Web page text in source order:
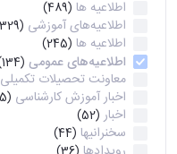
اطلاعیه ها (489)
اطلاعیه‌های‌ آموزشی (329)
اطلاعیه ها (245)
اطلاعیه‌های عمومی (134)
معاونت تحصیلات تکمیلی
اخبار آموزش کارشناسی (65)
اخبار (52)
سخنرانیها (44)